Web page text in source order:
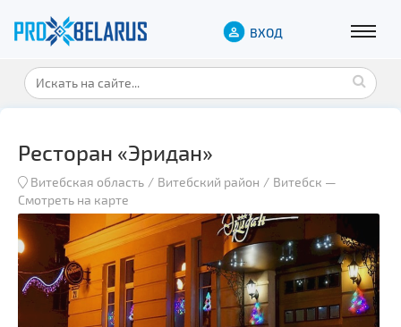
ВХОД
Ресторан «Эридан»
Витебская область Витебский район Витебск —
Смотреть на карте